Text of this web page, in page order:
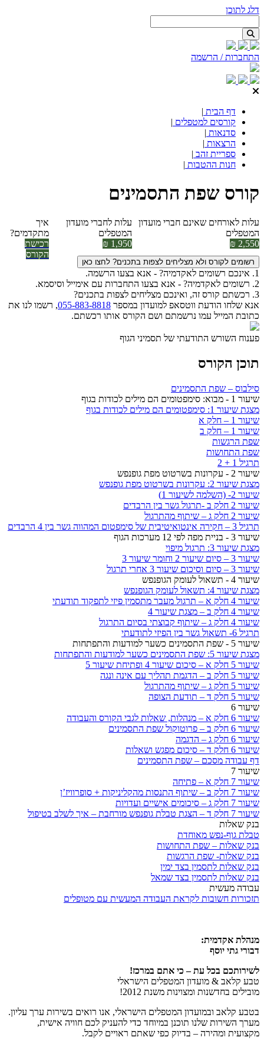
דלג לתוכן
התחברות / הרשמה
דף הבית |
קורסים למטפלים |
סדנאות |
הרצאות |
ספריית זהב |
חנות ההטבות |
קורס שפת התסמינים​
עלות לאורחים שאינם חברי מועדון
המטפלים
2,550 ₪
עלות לחברי מועדון
המטפלים
1,950 ₪
איך
מתקדמים?
רכישת
הקורס
רשומים לקורס ולא מצליחים לצפות בתכנים? לחצו כאן
1. אינכם רשומים לאקדמיה? - אנא בצעו הרשמה.
2. רשומים לאקדמיה? - אנא בצעו התחברות עם אימייל וסיסמא.
3. רכשתם קורס זה, ואינכם מצליחים לצפות בתכנים?
אנא שלחו הודעת ווטסאפ למועדון במספר 055-883-8818, רשמו לנו את
כתובת המייל עמו נרשמתם ושם הקורס אותו רכשתם.
פענוח השורש התודעתי של תסמיני הגוף
תוכן הקורס
סילבוס – שפת התסמינים
שיעור 1 - מבוא: סימפטומים הם מילים לכודות בגוף
מצגת שיעור 1: סימפטומים הם מילים לכודות בגוף
שיעור 1 – חלק א
שיעור 1 – חלק ב
שפת הרגשות
שפת התחושות
תרגיל 1 + 2
שיעור 2 - עקרונות בשרטוט מפת גופנפש
מצגת שיעור 2: עקרונות בשרטוט מפת גופנפש
שיעור 2- (השלמה לשיעור 1)
שיעור 2 חלק ב -תרגול גשר בין הרבדים
שיעור 2 חלק ג – שיתוף מהתרגול
תרגיל 3 – חקירה אינטואיטיבית של סימפטום המהווה גשר בין 4 הרבדים
שיעור 3 - בניית מפה לפי 12 מערכות הגוף
מצגת שיעור 3: תרגול מיפוי
שיעור 3 – סיום שיעור 2 וחומר שיעור 3
שיעור 3 – סיום וסיכום שיעור 3 אחרי תרגול
שיעור 4 - תשאול לעומק הגופנפש
מצגת שיעור 4: תשאול לעומק הגופנפש
שיעור 4 חלק א – תרגול מעבר מתסמין פיזי לתפקוד תודעתי
שיעור 4 חלק ב – מצגת שיעור 4
שיעור 4 חלק ג – שיתוף קבוצתי בסיום התרגול
תרגיל 6- תשאול גשר בין הפיזי לתודעתי
שיעור 5 - שפת התסמינים כשער למודעות והתפתחות
מצגת שיעור 5: שפת התסמינים כשער למודעות והתפתחות
שיעור 5 חלק א – סיכום שיעור 4 ופתיחת שיעור 5
שיעור 5 חלק ב – הדגמת תהליך עם אינה ונגה
שיעור 5 חלק ג – שיתוף מהתרגול
שיעור 5 חלק ד – תודעת הצופה
שיעור 6
שיעור 6 חלק א – מנהלות, שאלות לגבי הקורס והעבודה
שיעור 6 חלק ב – פרוטוקול שפת התסמינים
שיעור 6 חלק ג – הדגמה
שיעור 6 חלק ד – סיכום מפגש ושאלות
דף עבודה מסכם – שפת התסמינים
שיעור 7
שיעור 7 חלק א – פתיחה
שיעור 7 חלק ב – שיתוף התנסות מהקליניקות + סופרוויז’ן
שיעור 7 חלק ג – סיכומים אישיים ועדויות
שיעור 7 חלק ד – הצגת טבלת גופנפש מורחבת – איך לשלב בטיפול
בנק שאלות
טבלת גוף-נפש מאוחדת
בנק שאלות – שפת התחושות
בנק שאלות- שפת הרגשות
בנק שאלות לתסמין בצד ימין
בנק שאלות לתסמין בצד שמאל
עבודה מעשית
תזכורות חשובות לקראת העבודה המעשית עם מטופלים
מנהלת אקדמית:
דבורי גתי יוסף
לשירותכם בכל עת – כי אתם במרכז!
טבע קלאב & מועדון המטפלים הישראלי
מובילים בחדשנות ומצוינות משנת 2012!
בטבע קלאב ובמועדון המטפלים הישראלי, אנו רואים בשירות ערך עליון.
מערך השירות שלנו תוכנן במיוחד כדי להעניק לכם חוויה אישית,
מקצועית ומהירה – בדיוק כפי שאתם ראויים לקבל.